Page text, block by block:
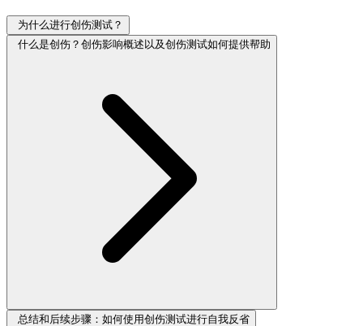
为什么进行创伤测试？
什么是创伤？创伤影响概述以及创伤测试如何提供帮助
总结和后续步骤：如何使用创伤测试进行自我反省